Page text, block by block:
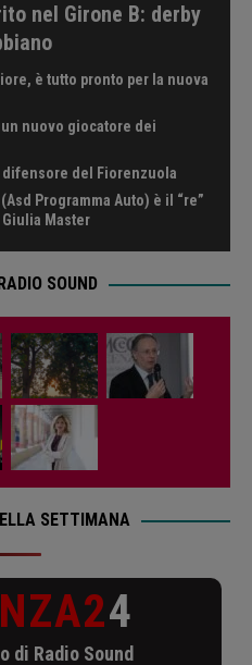
nel Girone B: derby
è tutto pronto per la nuova
nuovo giocatore dei
difensore del Fiorenzuola
Programma Auto) è il “re”
Master
SOUND
SETTIMANA
4
di Radio Sound